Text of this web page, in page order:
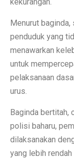
Menurut baginda,
penduduk yang
menawarkan
untuk
pelaksanaan
urus.
Baginda bertitah,
polisi baharu,
dilaksanakan
yang lebih